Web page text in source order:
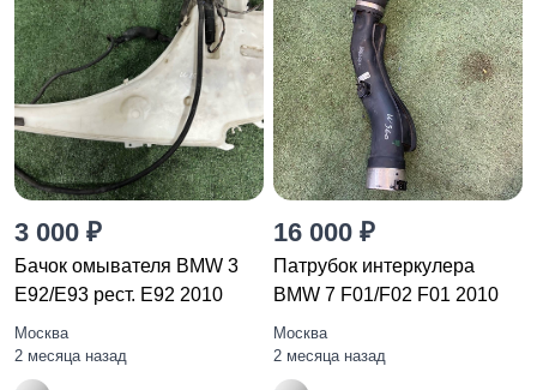
3 000 ₽
Бачок омывателя BMW 3
E92/E93 рест. E92 2010
Москва
2 месяца назад
16 000 ₽
Патрубок интеркулера
BMW 7 F01/F02 F01 2010
Москва
2 месяца назад